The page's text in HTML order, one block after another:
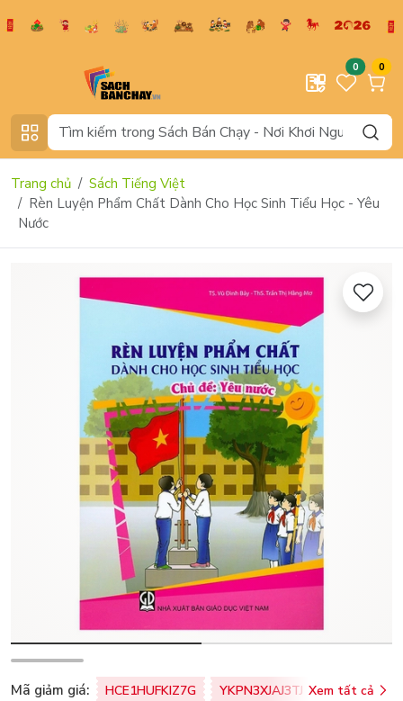
0 0
Trang chủ
Sách Tiếng Việt
Rèn Luyện Phẩm Chất Dành Cho Học Sinh Tiểu Học - Yêu
Nước
Mã giảm giá: HCE1HUFKIZ7G YKPN3XJAJ3TJ Xem tất cả